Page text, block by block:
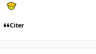
Citer